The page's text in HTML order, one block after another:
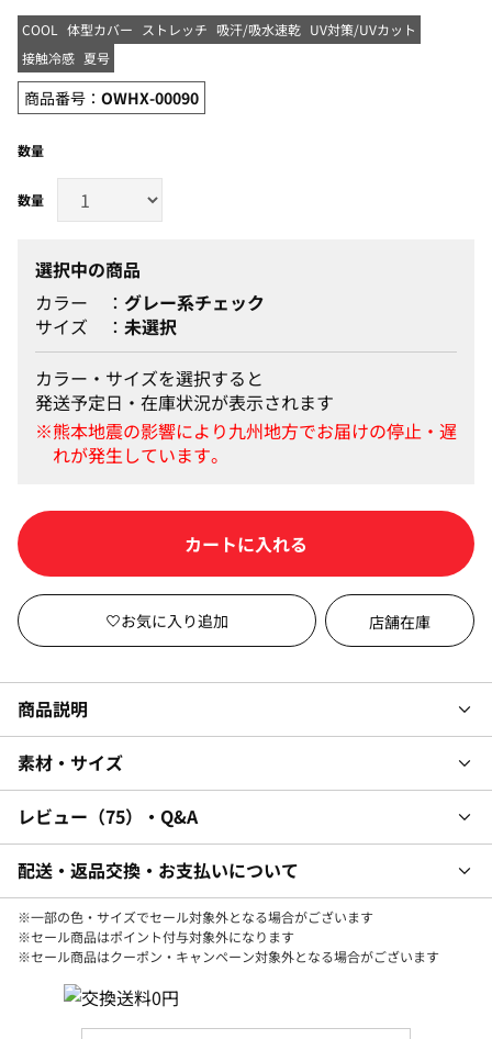
COOL 体型カバー ストレッチ 吸汗/吸水速乾 UV対策/UVカット
接触冷感 夏号
商品番号： OWHX-00090
数量
選択中の商品
カラー
グレー系チェック
サイズ
未選択
カラー・サイズを選択すると
発送予定日・在庫状況が表示されます
カートに入れる
店舗在庫
商品説明
素材・サイズ
レビュー 75 ・Q&A
配送・返品交換・お支払いについて
※一部の色・サイズでセール対象外となる場合がございます
※セール商品はポイント付与対象外になります
※セール商品はクーポン・キャンペーン対象外となる場合がございます